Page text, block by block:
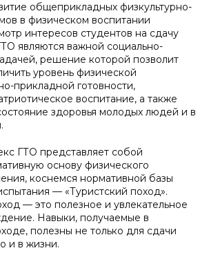
общеприкладных физкультурно-
в физическом воспитании
интересов студентов на сдачу
являются важной социально-
решение которой позволит
уровень физической
прикладной готовности,
воспитание, а также
здоровья молодых людей и в
ГТО представляет собой
основу физического
коснемся нормативной базы
— «Туристский поход».
— это полезное и увлекательное
Навыки, получаемые в
полезны не только для сдачи
и в жизни.